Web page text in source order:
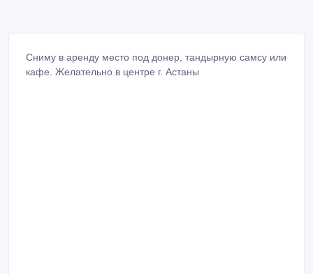
Сниму в аренду место под донер, тандырную самсу или
кафе. Желательно в центре г. Астаны